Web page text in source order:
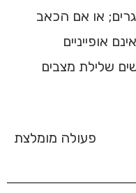
או אם הכאב
אופייניים
שלילת מצבים
פעולה מומלצת